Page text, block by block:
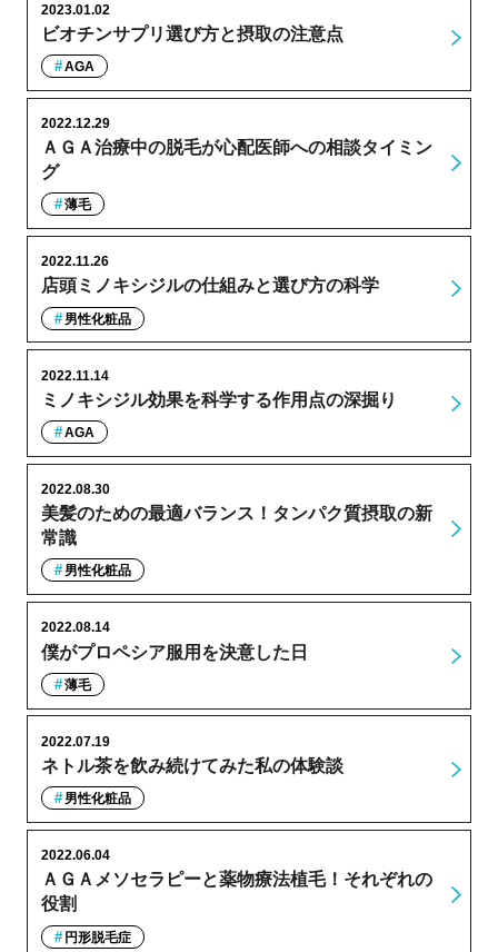
ビオチンサプリ選び方と摂取の注意点
2023.01.02
AGA
ＡＧＡ治療中の脱毛が心配医師への相談タイミン
グ
2022.12.29
薄毛
店頭ミノキシジルの仕組みと選び方の科学
2022.11.26
男性化粧品
ミノキシジル効果を科学する作用点の深掘り
2022.11.14
AGA
美髪のための最適バランス！タンパク質摂取の新
常識
2022.08.30
男性化粧品
僕がプロペシア服用を決意した日
2022.08.14
薄毛
ネトル茶を飲み続けてみた私の体験談
2022.07.19
男性化粧品
ＡＧＡメソセラピーと薬物療法植毛！それぞれの
役割
2022.06.04
円形脱毛症